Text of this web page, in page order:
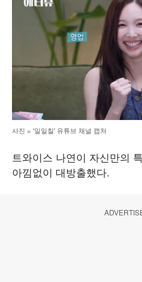
사진 = '일일칠' 유튜브 채널 캡처
트와이스 나연이 자신만의
아낌없이 대방출했다.